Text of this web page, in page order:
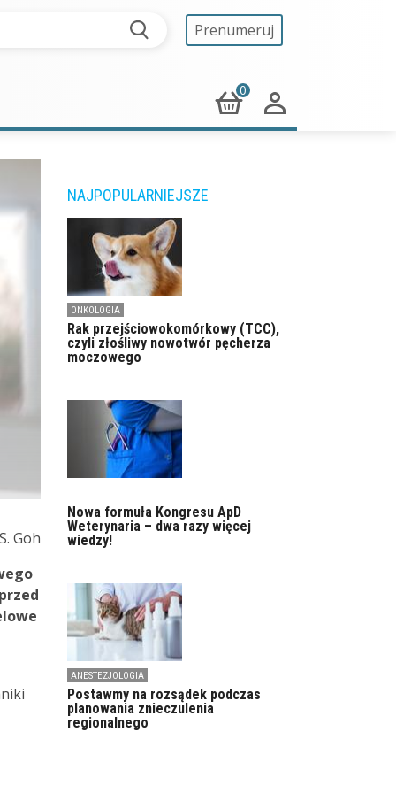
Prenumeruj
0
Goh
NAJPOPULARNIEJSZE
ONKOLOGIA
Rak przejściowokomórkowy (TCC),
czyli złośliwy nowotwór pęcherza
moczowego
Nowa formuła Kongresu ApD
Weterynaria – dwa razy więcej
wiedzy!
ANESTEZJOLOGIA
Postawmy na rozsądek podczas
planowania znieczulenia
regionalnego